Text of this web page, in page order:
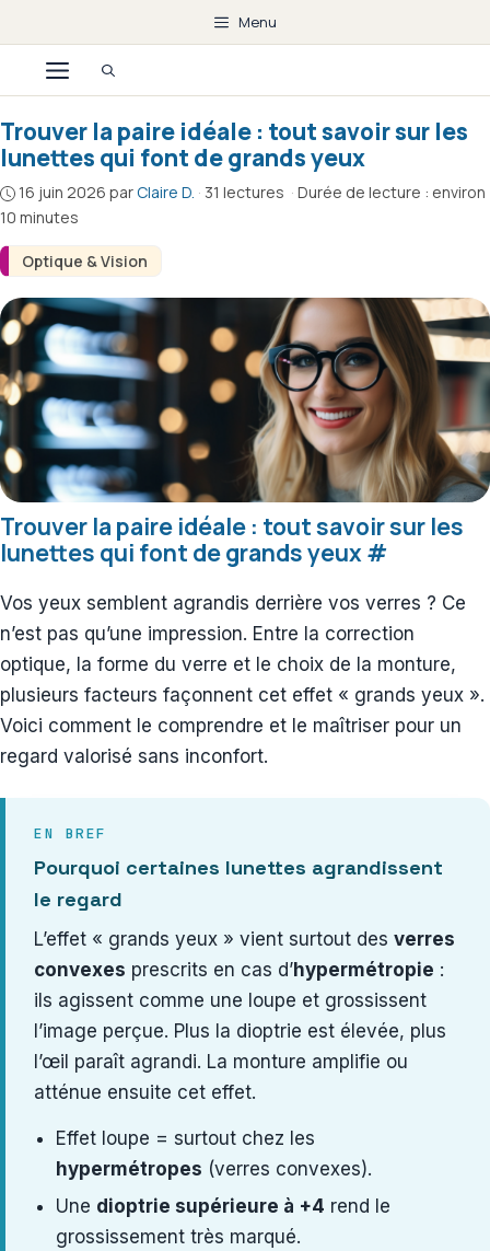
au
contenu
Menu
Menu
Optique & Vision
Trouver la paire idéale : tout savoir sur les
lunettes qui font de grands yeux
16 juin 2026 par Claire D. · 31 lectures · Durée de lecture : environ
10 minutes
Trouver la paire idéale : tout savoir sur les
lunettes qui font de grands yeux#
Vos yeux semblent agrandis derrière vos verres ? Ce
n’est pas qu’une impression. Entre la correction
optique, la forme du verre et le choix de la monture,
plusieurs facteurs façonnent cet effet « grands yeux ».
Voici comment le comprendre et le maîtriser pour un
regard valorisé sans inconfort.
EN BREF
Pourquoi certaines lunettes agrandissent
le regard
L’effet « grands yeux » vient surtout des verres
convexes prescrits en cas d’hypermétropie :
ils agissent comme une loupe et grossissent
l’image perçue. Plus la dioptrie est élevée, plus
l’œil paraît agrandi. La monture amplifie ou
atténue ensuite cet effet.
Effet loupe = surtout chez les
hypermétropes (verres convexes).
Une dioptrie supérieure à +4 rend le
grossissement très marqué.